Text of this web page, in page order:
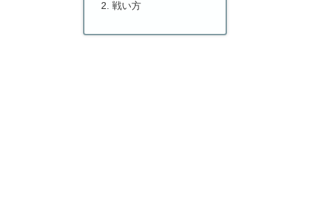
戦い方